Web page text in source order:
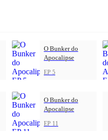
O Bunker do
Apocalipse
EP 5
O Bunker do
Apocalipse
EP 11